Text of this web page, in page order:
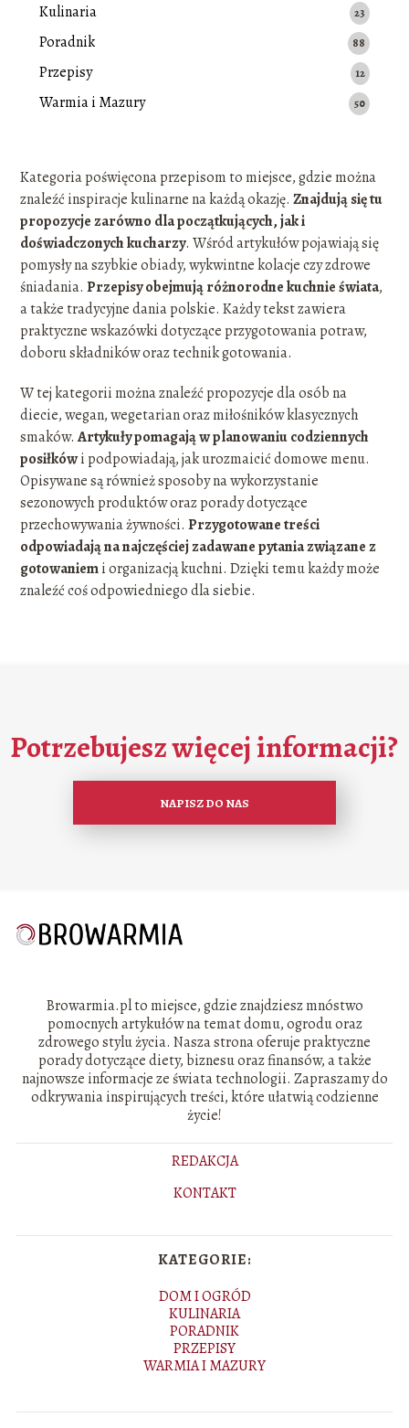
Kulinaria 23
Poradnik 88
Przepisy 12
Warmia i Mazury 50
Kategoria poświęcona przepisom to miejsce, gdzie można
znaleźć inspiracje kulinarne na każdą okazję.Znajdują się tu
propozycje zarówno dla początkujących, jak i
doświadczonych kucharzy. Wśród artykułów pojawiają się
pomysły na szybkie obiady, wykwintne kolacje czy zdrowe
śniadania.Przepisy obejmują różnorodne kuchnie świata,
a także tradycyjne dania polskie. Każdy tekst zawiera
praktyczne wskazówki dotyczące przygotowania potraw,
doboru składników oraz technik gotowania.
W tej kategorii można znaleźć propozycje dla osób na
diecie, wegan, wegetarian oraz miłośników klasycznych
smaków.Artykuły pomagają w planowaniu codziennych
posiłkówi podpowiadają, jak urozmaicić domowe menu.
Opisywane są również sposoby na wykorzystanie
sezonowych produktów oraz porady dotyczące
przechowywania żywności.Przygotowane treści
odpowiadają na najczęściej zadawane pytania związane z
gotowaniemi organizacją kuchni. Dzięki temu każdy może
znaleźć coś odpowiedniego dla siebie.
Potrzebujesz więcej informacji?
NAPISZ DO NAS
Browarmia.pl to miejsce, gdzie znajdziesz mnóstwo
pomocnych artykułów na temat domu, ogrodu oraz
zdrowego stylu życia. Nasza strona oferuje praktyczne
porady dotyczące diety, biznesu oraz finansów, a także
najnowsze informacje ze świata technologii. Zapraszamy do
odkrywania inspirujących treści, które ułatwią codzienne
życie!
REDAKCJA
KONTAKT
KATEGORIE:
DOM I OGRÓD
KULINARIA
PORADNIK
PRZEPISY
WARMIA I MAZURY